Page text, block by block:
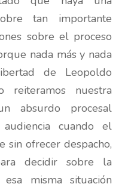
tan importante
sobre el proceso
nada más y nada
de Leopoldo
reiteramos nuestra
absurdo procesal
cuando el
ofrecer despacho,
decidir sobre la
misma situación